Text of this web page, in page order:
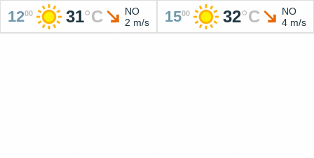
1200 31°C
NO
2 m/s
1500 32°C
NO
4 m/s